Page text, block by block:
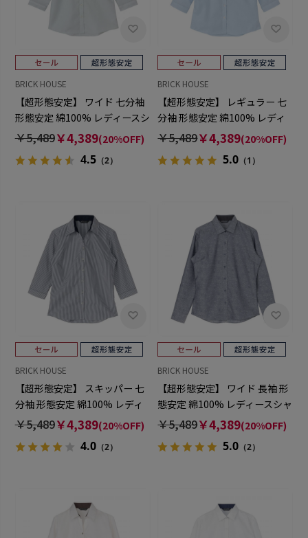
BRICK HOUSE
【超形態安定】 ワイド 七分袖
形態安定 綿100% レディースシ
ャツ
￥5,489￥4,389(20%OFF)
4.5（2）
BRICK HOUSE
【超形態安定】 レギュラー 七
分袖 形態安定 綿100% レディ
ースシャツ
￥5,489￥4,389(20%OFF)
5.0 （1）
BRICK HOUSE
【超形態安定】 スキッパー 七
分袖 形態安定 綿100% レディ
ースシャツ
￥5,489￥4,389(20%OFF)
4.0（2）
BRICK HOUSE
【超形態安定】 ワイド 長袖 形
態安定 綿100% レディースシャ
ツ
￥5,489￥4,389(20%OFF)
5.0 （2）